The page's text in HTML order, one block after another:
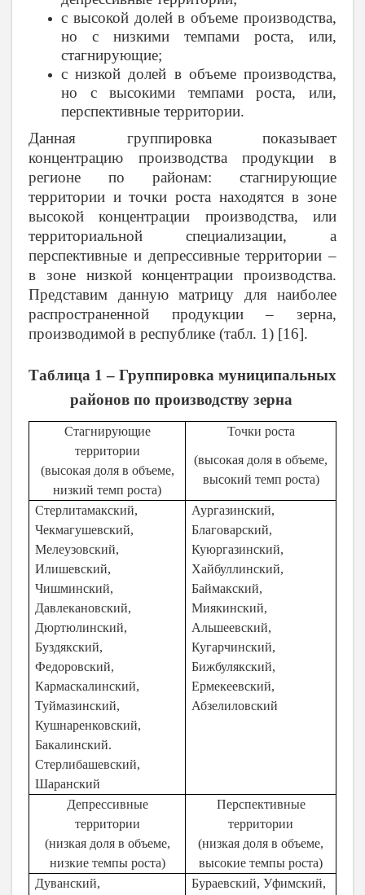
с высокой долей в объеме производства,
но с низкими темпами роста, или,
стагнирующие;
с низкой долей в объеме производства,
но с высокими темпами роста, или,
перспективные территории.
Данная группировка показывает
концентрацию производства продукции в
регионе по районам: стагнирующие
территории и точки роста находятся в зоне
высокой концентрации производства, или
территориальной специализации, а
перспективные и депрессивные территории –
в зоне низкой концентрации производства.
Представим данную матрицу для наиболее
распространенной продукции – зерна,
производимой в республике (табл. 1) [16].
Таблица 1 – Группировка муниципальных
районов по производству зерна
Стагнирующие
территории
(высокая доля в объеме,
низкий темп роста)
Точки роста
(высокая доля в объеме,
высокий темп роста)
Стерлитамакский,
Чекмагушевский,
Мелеузовский,
Илишевский,
Чишминский,
Давлекановский,
Дюртюлинский,
Буздякский,
Федоровский,
Кармаскалинский,
Туймазинский,
Кушнаренковский,
Бакалинский.
Стерлибашевский,
Шаранский
Аургазинский,
Благоварский,
Куюргазинский,
Хайбуллинский,
Баймакский,
Миякинский,
Альшеевский,
Кугарчинский,
Бижбулякский,
Ермекеевский,
Абзелиловский
Депрессивные
территории
(низкая доля в объеме,
низкие темпы роста)
Перспективные
территории
(низкая доля в объеме,
высокие темпы роста)
Дуванский,
Бураевский, Уфимский,